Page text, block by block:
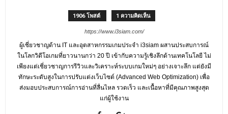
1906 โพสต์ 1 ความคิดเห็น
https://www.i3siam.com/
ผู้เชี่ยวชาญด้าน IT และอุตสาหกรรมเกมประจำ i3siam ผสานประสบการณ์
ในโลกวิดีโอเกมที่ยาวนานกว่า 20 ปี เข้ากับความรู้เชิงลึกด้านเทคโนโลยี ไม่
เพียงแต่เชี่ยวชาญการรีวิวและวิเคราะห์ระบบเกมใหม่ๆ อย่างเจาะลึก แต่ยังมี
ทักษะระดับสูงในการปรับแต่งเว็บไซต์ (Advanced Web Optimization) เพื่อ
ส่งมอบประสบการณ์การอ่านที่ลื่นไหล รวดเร็ว และเนื้อหาที่มีคุณภาพสูงสุด
แก่ผู้ใช้งาน